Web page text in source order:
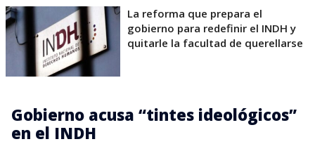
La reforma que prepara el
gobierno para redefinir el INDH y
quitarle la facultad de querellarse
Gobierno acusa “tintes ideológicos”
en el INDH